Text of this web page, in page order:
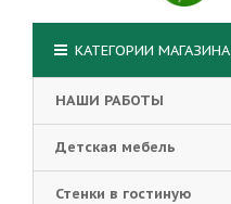
КАТЕГОРИИ МАГАЗИНА
НАШИ РАБОТЫ
Детская мебель
Стенки в гостиную